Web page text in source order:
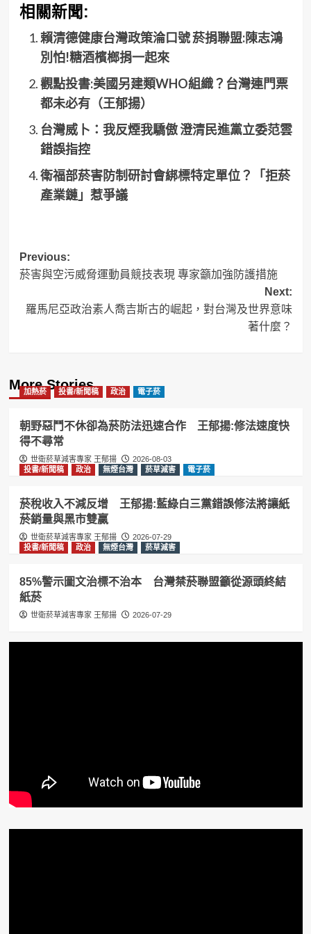
相關新聞:
賴清德健康台灣政策淪口號 菸捐聯盟:陳志鴻
別怕!糖酒檳榔捐一起來
觀點投書:美國另建類WHO組織？台灣連門票
都未必有（王郁揚）
台灣威卜：我反煙我驕傲 澄清民進黨立委范雲
錯誤指控
衛福部菸害防制研討會綁標特定單位？「拒菸
產業鏈」惹爭議
Post
navigation
Previous:
菸害與空污威脅運動員競技表現 專家籲加強防護措施
Next:
羅馬尼亞政治素人喬吉斯古的崛起，對台灣及世界意味
著什麼？
More Stories
加熱菸 投書/新聞稿 政治 電子菸
朝野惡鬥不休卻為菸防法迅速合作 王郁揚:修法速度快
得不尋常
世衛菸草減害專家 王郁揚
2026-08-03
投書/新聞稿
政治 無煙台灣 菸草減害 電子菸
菸稅收入不減反增 王郁揚:藍綠白三黨錯誤修法將讓紙
菸銷量與黑市雙贏
世衛菸草減害專家 王郁揚
2026-07-29
投書/新聞稿
政治 無煙台灣 菸草減害
85%警示圖文治標不治本 台灣禁菸聯盟籲從源頭終結
紙菸
世衛菸草減害專家 王郁揚 2026-07-29